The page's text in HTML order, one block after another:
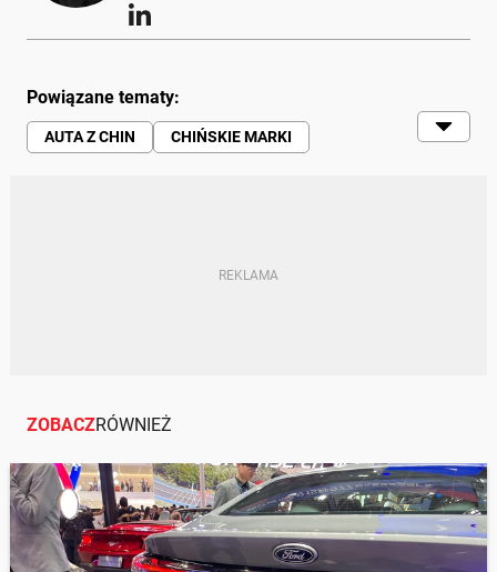
Powiązane tematy:
AUTA Z CHIN
CHIŃSKIE MARKI
ZOBACZRÓWNIEŻ